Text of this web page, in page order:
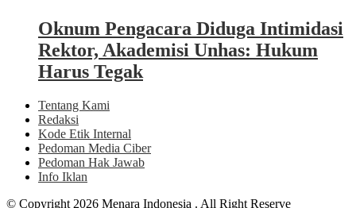
Oknum Pengacara Diduga Intimidasi
Rektor, Akademisi Unhas: Hukum
Harus Tegak
Tentang Kami
Redaksi
Kode Etik Internal
Pedoman Media Ciber
Pedoman Hak Jawab
Info Iklan
© Copyright 2026 Menara Indonesia . All Right Reserve